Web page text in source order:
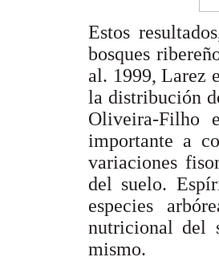
Estos
bosques
al. 1999, Larez
la distribución
Oliveira-Filho
importante a
variaciones
del suelo.
especies
nutricional del
mismo.